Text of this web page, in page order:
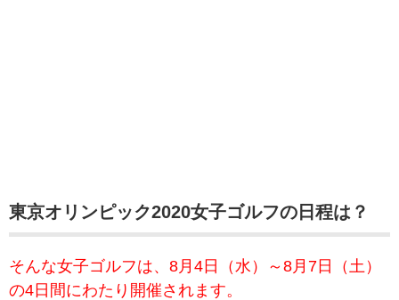
東京オリンピック2020女子ゴルフの日程は？
そんな女子ゴルフは、8月4日（水）～8月7日（土）
の4日間にわたり開催されます。